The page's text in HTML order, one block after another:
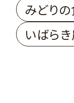
みどり
いばら